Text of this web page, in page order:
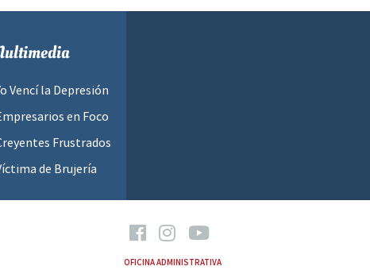
Vencí la Depresión
en Foco
Frustrados
de Brujería
OFICINA ADMINISTRATIVA